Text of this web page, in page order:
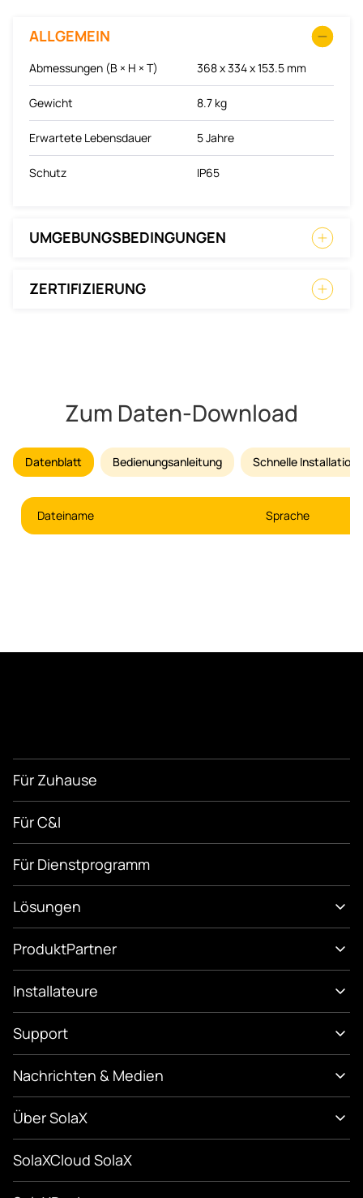
ALLGEMEIN
Abmessungen (B × H × T) 368 x 334 x 153.5 mm
Gewicht 8.7 kg
Erwartete Lebensdauer 5 Jahre
Schutz IP65
UMGEBUNGSBEDINGUNGEN
ZERTIFIZIERUNG
Zum Daten-Download
Datenblatt Bedienungsanleitung Schnelle
Dateiname Sprache
Für Zuhause
Für C&I
Für Dienstprogramm
Lösungen
ProduktPartner
Installateure
Support
Nachrichten & Medien
Über SolaX
SolaXCloud SolaX